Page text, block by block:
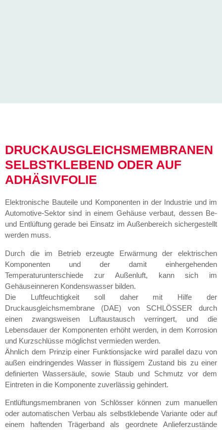
DRUCKAUSGLEICHSMEMBRANEN
SELBSTKLEBEND ODER AUF
ADHÄSIVFOLIE
Elektronische Bauteile und Komponenten in der Industrie und im
Automotive-Sektor sind in einem Gehäuse verbaut, dessen Be-
und Entlüftung gerade bei Einsatz im Außenbereich sichergestellt
werden muss.
Durch die im Betrieb erzeugte Erwärmung der elektrischen
Komponenten und der damit einhergehenden
Temperaturunterschiede zur Außenluft, kann sich im
Gehäuseinneren Kondenswasser bilden.
Die Luftfeuchtigkeit soll daher mit Hilfe der
Druckausgleichsmembrane (DAE) von SCHLÖSSER durch
einen zwangsweisen Luftaustausch verringert, und die
Lebensdauer der Komponenten erhöht werden, in dem Korrosion
und Kurzschlüsse möglichst vermieden werden.
Ähnlich dem Prinzip einer Funktionsjacke wird parallel dazu von
außen eindringendes Wasser in flüssigem Zustand bis zu einer
definierten Wassersäule, sowie Staub und Schmutz vor dem
Eintreten in die Komponente zuverlässig gehindert.
Entlüftungsmembranen von Schlösser können zum manuellen
oder automatischen Verbau als selbstklebende Variante oder auf
einem haftenden Trägerband als geordnete Anlieferzustände